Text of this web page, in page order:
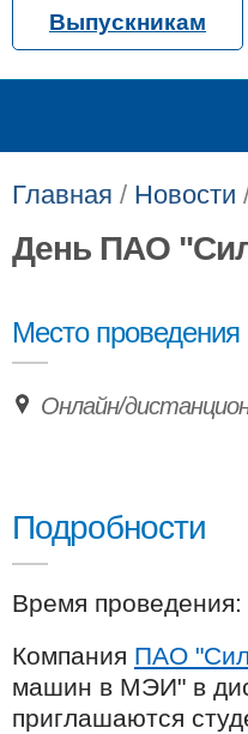
Выпускникам
Главная / Новости
День ПАО
Место проведения
Онлайн/
Подробности
Время
Компания ПАО
машин в МЭИ" в
приглашаются